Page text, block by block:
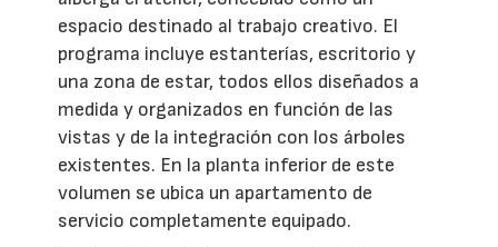
espacio destinado al trabajo creativo. El
programa incluye estanterías, escritorio y
una zona de estar, todos ellos diseñados a
medida y organizados en función de las
vistas y de la integración con los árboles
existentes. En la planta inferior de este
volumen se ubica un apartamento de
servicio completamente equipado.